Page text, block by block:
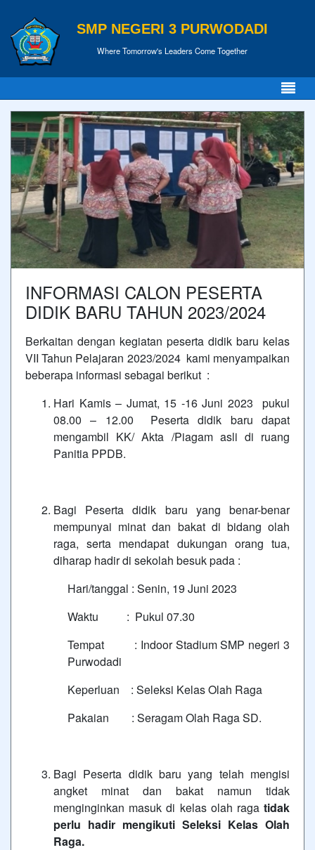
SMP NEGERI 3 PURWODADI
Where Tomorrow's Leaders Come Together
INFORMASI CALON PESERTA
DIDIK BARU TAHUN 2023/2024
Berkaitan dengan kegiatan peserta didik baru kelas
VII Tahun Pelajaran 2023/2024 kami menyampaikan
beberapa informasi sebagai berikut :
Hari Kamis – Jumat, 15 -16 Juni 2023 pukul
08.00 – 12.00 Peserta didik baru dapat
mengambil KK/ Akta /Piagam asli di ruang
Panitia PPDB.
Bagi Peserta didik baru yang benar-benar
mempunyai minat dan bakat di bidang olah
raga, serta mendapat dukungan orang tua,
diharap hadir di sekolah besuk pada :
Hari/tanggal : Senin, 19 Juni 2023
Waktu : Pukul 07.30
Tempat : Indoor Stadium SMP negeri 3
Purwodadi
Keperluan : Seleksi Kelas Olah Raga
Pakaian : Seragam Olah Raga SD.
Bagi Peserta didik baru yang telah mengisi
angket minat dan bakat namun tidak
menginginkan masuk di kelas olah raga tidak
perlu hadir mengikuti Seleksi Kelas Olah
Raga.